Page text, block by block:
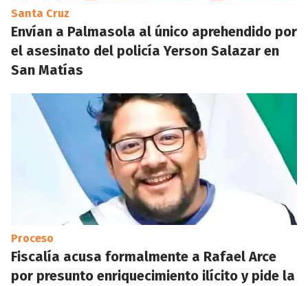
Santa Cruz
Envían a Palmasola al único aprehendido por
el asesinato del policía Yerson Salazar en
San Matías
Proceso
Fiscalía acusa formalmente a Rafael Arce
por presunto enriquecimiento ilícito y pide la